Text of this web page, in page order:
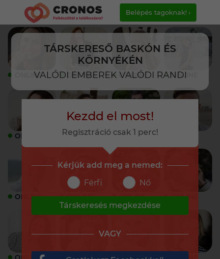
TÁRSKERESŐ BASKÓN ÉS
KÖRNYÉKÉN
VALÓDI EMBEREK VALÓDI RANDI
Belépés tagoknak! ›
ONLINE ONLINE ONLINE ONLINE
ONLINE ONLINE ONLINE
ONLINE ONLINE ONLINE ONLINE
Kezdd el most!
Regisztráció csak 1 perc!
Kérjük add meg a nemed:
Férfi
Nő
Társkeresés megkezdése
VAGY